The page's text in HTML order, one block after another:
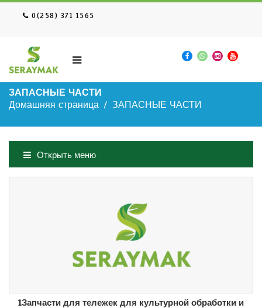
0(258) 371 1565
ЗАПАСНЫЕ ЧАСТИ
Домашняя страница
ЗАПАСНЫЕ ЧАСТИ
Открыть меню
1Запчасти для тележек для культурной обработки и